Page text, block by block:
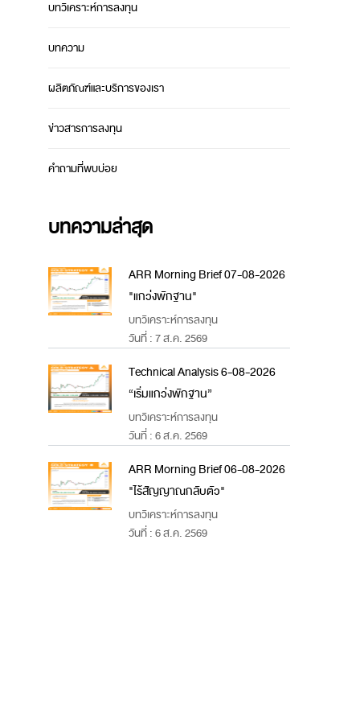
บทวิเคราะห์การลงทุน
บทความ
ผลิตภัณฑ์และบริการของเรา
ข่าวสารการลงทุน
คำถามที่พบบ่อย
บทความล่าสุด
ARR Morning Brief 07-08-2026
"แกว่งพักฐาน"
บทวิเคราะห์การลงทุน
วันที่ : 7 ส.ค. 2569
Technical Analysis 6-08-2026
“เริ่มแกว่งพักฐาน”
บทวิเคราะห์การลงทุน
วันที่ : 6 ส.ค. 2569
ARR Morning Brief 06-08-2026
"ไร้สัญญาณกลับตัว"
บทวิเคราะห์การลงทุน
วันที่ : 6 ส.ค. 2569